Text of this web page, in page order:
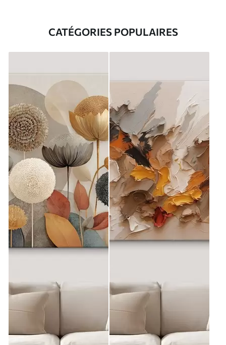
CATÉGORIES POPULAIRES